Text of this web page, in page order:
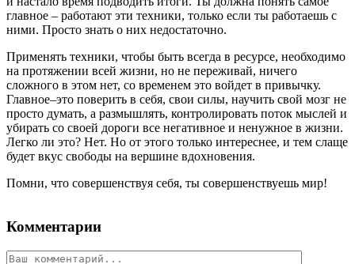
главное – работают эти техники, только если ты работаешь с
ними. Просто знать о них недостаточно.
Применять техники, чтобы быть всегда в ресурсе, необходимо
на протяжении всей жизни, но не переживай, ничего
сложного в этом нет, со временем это войдет в привычку.
Главное–это поверить в себя, свои силы, научить свой мозг не
просто думать, а размышлять, контролировать поток мыслей и
убирать со своей дороги все негативное и ненужное в жизни.
Легко ли это? Нет. Но от этого только интереснее, и тем слаще
будет вкус свободы на вершине вдохновения.
Помни, что совершенствуя себя, ты совершенствуешь мир!
Комментарии